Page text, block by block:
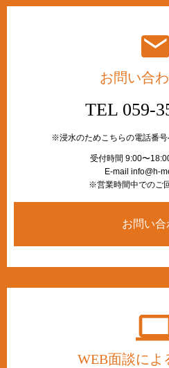
お問い合
TEL 059-
※浸水のためこちらの電話番
受付時間 9:00〜
E-mail info@h-
※営業時間中でのご
お問い合
WEB面談によ